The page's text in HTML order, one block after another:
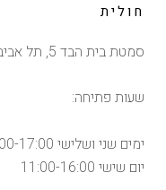
חולית
סמטת בית הבד 5, תל אביב, 03-6273939
שעות פתיחה:
ימים שני ושלישי 12:00-17:00
יום שישי 11:00-16:00